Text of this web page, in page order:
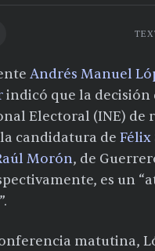
Andrés Manuel
indicó que la decisión
Electoral (INE) de
candidatura de Félix
Morón, de
es un
matutina,